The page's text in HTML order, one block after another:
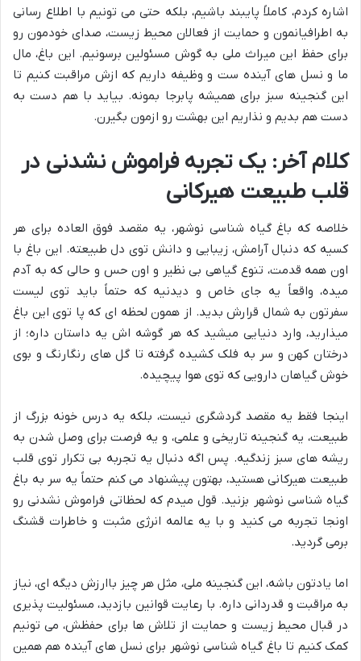
اشاره کردم، کاملاً پایبند باشیم، بلکه حتی می تونیم با اطلاع رسانی
به اطرافیانمون و حمایت از فعالان محیط زیست، صدای خودمون رو
برای حفظ این میراث ملی به گوش مسئولین برسونیم. این باغ، مال
ما و نسل های آینده ست و وظیفه داریم که ازش مراقبت کنیم تا
این گنجینه سبز برای همیشه پابرجا بمونه. بیاید با هم دست به
دست هم بدیم و نذاریم این بهشت رو ازمون بگیرن.
کلام آخر: یک تجربه فراموش نشدنی در
قلب طبیعت هیرکانی
خلاصه که باغ گیاه شناسی نوشهر، یه مقصد فوق العاده برای هر
کسیه که دنبال آرامش، زیبایی و دانش توی دل طبیعته. این باغ با
اون همه قدمت، تنوع گیاهی بی نظیر و اون حس و حالی که به آدم
میده، واقعاً یه جای خاص و دیدنیه که حتماً باید توی لیست
سفرتون به شمال قرارش بدید. از همون لحظه ای که پا توی این باغ
میذارید، وارد دنیایی میشید که هر گوشه اش یه داستان داره؛ از
درختان کهن و سر به فلک کشیده گرفته تا گل های رنگارنگ و بوی
خوش گیاهان دارویی که توی هوا پیچیده.
اینجا فقط یه مقصد گردشگری نیست، بلکه یه درس خونه بزرگ از
طبیعت، یه گنجینه تاریخی و علمی، و یه فرصت برای وصل شدن به
ریشه های سبز زندگیه. پس اگه دنبال یه تجربه بی تکرار توی قلب
طبیعت هیرکانی هستید، بهتون پیشنهاد می کنم حتماً یه سر به باغ
گیاه شناسی نوشهر بزنید. قول میدم که لحظاتی فراموش نشدنی رو
اونجا تجربه می کنید و با یه عالمه انرژی مثبت و خاطرات قشنگ
برمی گردید.
اما یادتون باشه، این گنجینه ملی، مثل هر چیز باارزش دیگه ای، نیاز
به مراقبت و قدردانی داره. با رعایت قوانین بازدید، مسئولیت پذیری
در قبال محیط زیست و حمایت از تلاش ها برای حفظش، می تونیم
کمک کنیم تا باغ گیاه شناسی نوشهر برای نسل های آینده هم همین